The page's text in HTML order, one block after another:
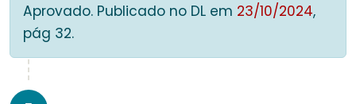
Aprovado. Publicado no DL em 23/10/2024,
pág 32.